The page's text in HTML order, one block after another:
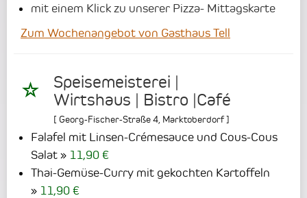
mit einem Klick zu unserer Pizza- Mittagskarte
Zum Wochenangebot von Gasthaus Tell
Speisemeisterei |
Wirtshaus | Bistro |Café
[ Georg-Fischer-Straße 4 Marktoberdorf]
Falafel mit Linsen-Crémesauce und Cous-Cous
Salat
11,90 €
Thai-Gemüse-Curry mit gekochten Kartoffeln
11,90 €